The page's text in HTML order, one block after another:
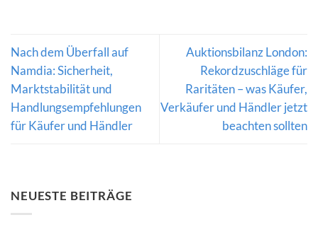
Nach dem Überfall auf
Namdia: Sicherheit,
Marktstabilität und
Handlungsempfehlungen
für Käufer und Händler
Auktionsbilanz London:
Rekordzuschläge für
Raritäten – was Käufer,
Verkäufer und Händler jetzt
beachten sollten
NEUESTE BEITRÄGE